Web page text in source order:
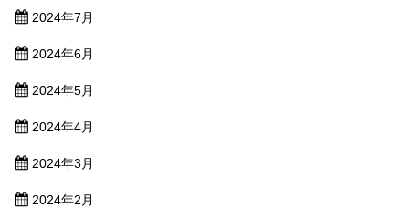
2024年7月
2024年6月
2024年5月
2024年4月
2024年3月
2024年2月